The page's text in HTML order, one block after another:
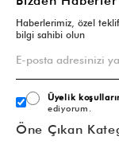
Haberlerimiz, özel
bilgi sahibi olun
Üyelik
ediyorum.
Öne Çıkan